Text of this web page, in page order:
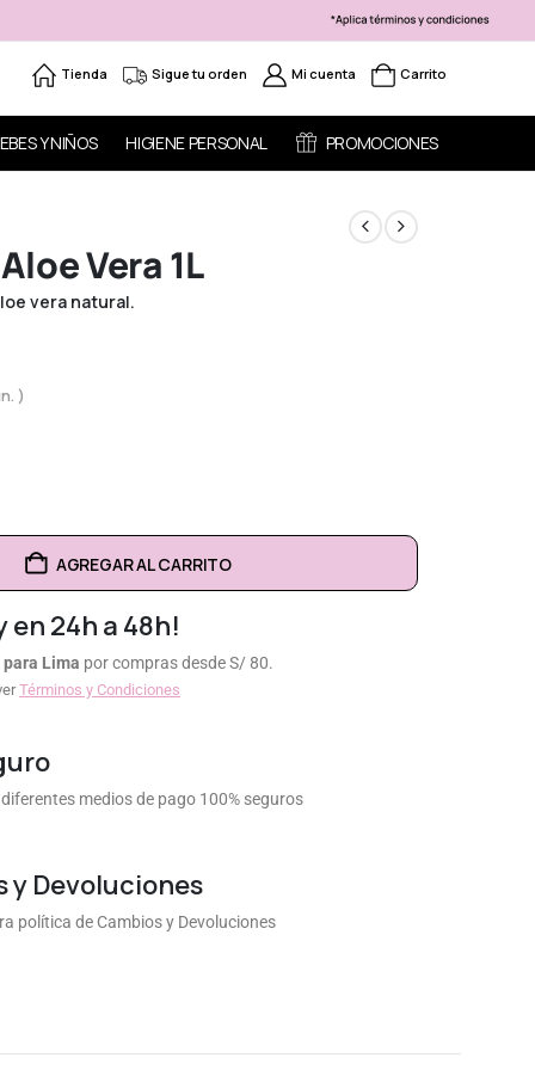
Tienda Sigue tu orden Mi cuenta Carrito
Y NIÑOS HIGIENE PERSONAL PROMOCIONES
Vera 1L
vera natural.
)
AGREGAR AL CARRITO
en 24h a 48h!
para Lima por compras desde S/ 80.
Términos y Condiciones
medios de pago 100% seguros
y Devoluciones
política de Cambios y Devoluciones